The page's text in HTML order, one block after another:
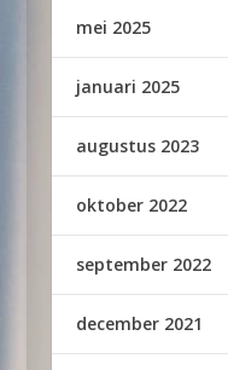
mei 2025
januari 2025
augustus 2023
oktober 2022
september 2022
december 2021